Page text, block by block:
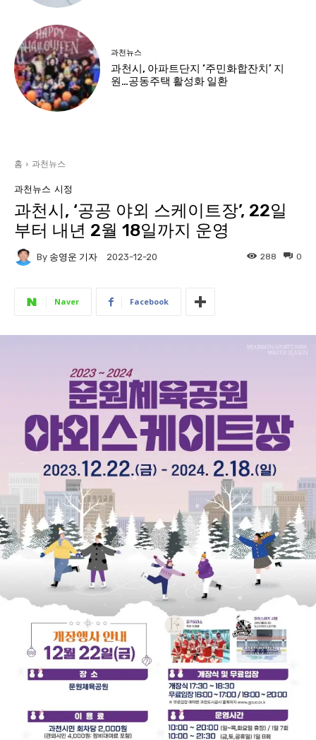
과천뉴스
과천시, 아파트단지 ‘주민화합잔치’ 지
원…공동주택 활성화 일환